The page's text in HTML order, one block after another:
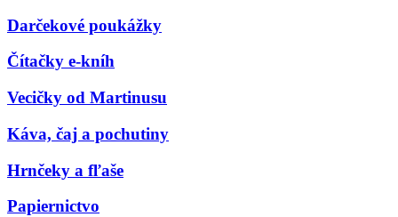
Darčekové poukážky
Čítačky e-kníh
Vecičky od Martinusu
Káva, čaj a pochutiny
Hrnčeky a fľaše
Papiernictvo